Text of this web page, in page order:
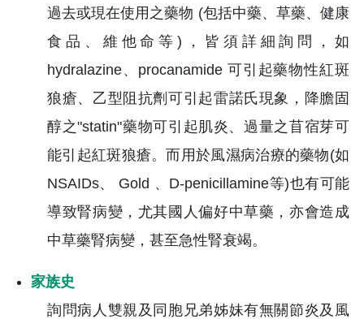
過去或現在使用之藥物 (包括中藥、草藥、健康
食品、維他命等)，皆須詳細詢問，如
hydralazine、procanamide 可引起藥物性紅斑
狼瘡、乙型阻抗劑可引起雷諾氏現象，降膽固
醇之"statin"藥物可引起肌炎、過量之苜宿芽可
能引起紅斑狼瘡。而用於風濕病治療的藥物(如
NSAIDs、 Gold 、D-penicillamine等)也有可能
導致腎病變，尤其國人偏好中草藥，亦會造成
中草藥腎病變，甚至急性腎衰竭。
家族史
詢問病人雙親及同胞兄弟姊妹有無關節炎及風